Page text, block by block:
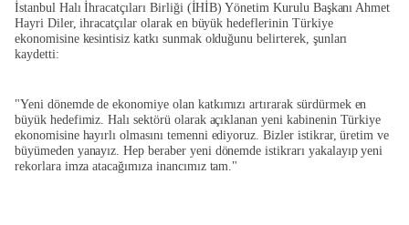
İstanbul Halı İhracatçıları Birliği (İHİB) Yönetim Kurulu Başkanı Ahmet
Hayri Diler, ihracatçılar olarak en büyük hedeflerinin Türkiye
ekonomisine kesintisiz katkı sunmak olduğunu belirterek, şunları
kaydetti:
"Yeni dönemde de ekonomiye olan katkımızı artırarak sürdürmek en
büyük hedefimiz. Halı sektörü olarak açıklanan yeni kabinenin Türkiye
ekonomisine hayırlı olmasını temenni ediyoruz. Bizler istikrar, üretim ve
büyümeden yanayız. Hep beraber yeni dönemde istikrarı yakalayıp yeni
rekorlara imza atacağımıza inancımız tam."